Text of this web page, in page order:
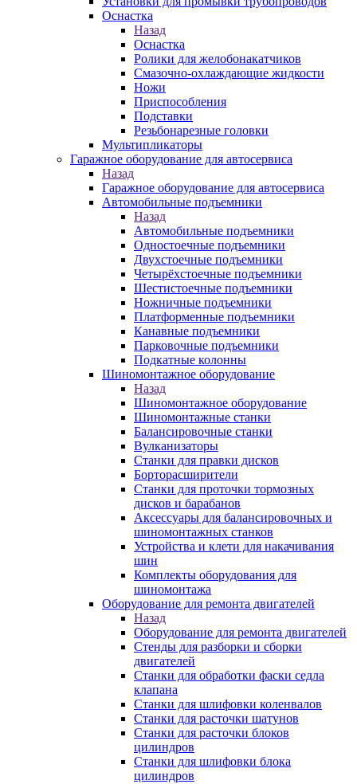
Оснастка
Назад
Оснастка
Ролики для желобонакатчиков
Смазочно-охлаждающие жидкости
Ножи
Приспособления
Подставки
Резьбонарезные головки
Мультипликаторы
Гаражное оборудование для автосервиса
Назад
Гаражное оборудование для автосервиса
Автомобильные подъемники
Назад
Автомобильные подъемники
Одностоечные подъемники
Двухстоечные подъемники
Четырёхстоечные подъемники
Шестистоечные подъемники
Ножничные подъемники
Платформенные подъемники
Канавные подъемники
Парковочные подъемники
Подкатные колонны
Шиномонтажное оборудование
Назад
Шиномонтажное оборудование
Шиномонтажные станки
Балансировочные станки
Вулканизаторы
Станки для правки дисков
Борторасширители
Станки для проточки тормозных
дисков и барабанов
Аксессуары для балансировочных и
шиномонтажных станков
Устройства и клети для накачивания
шин
Комплекты оборудования для
шиномонтажа
Оборудование для ремонта двигателей
Назад
Оборудование для ремонта двигателей
Стенды для разборки и сборки
двигателей
Станки для обработки фаски седла
клапана
Станки для шлифовки коленвалов
Станки для расточки шатунов
Станки для расточки блоков
цилиндров
Станки для шлифовки блока
цилиндров